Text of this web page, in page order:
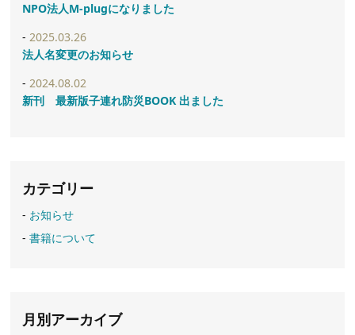
NPO法人M-plugになりました
2025.03.26
法人名変更のお知らせ
2024.08.02
新刊 最新版子連れ防災BOOK 出ました
カテゴリー
お知らせ
書籍について
月別アーカイブ